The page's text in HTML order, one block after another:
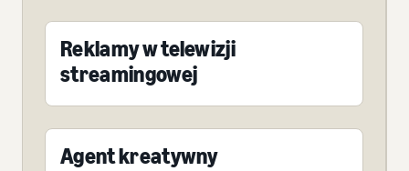
Reklamy w telewizji
streamingowej
Agent kreatywny